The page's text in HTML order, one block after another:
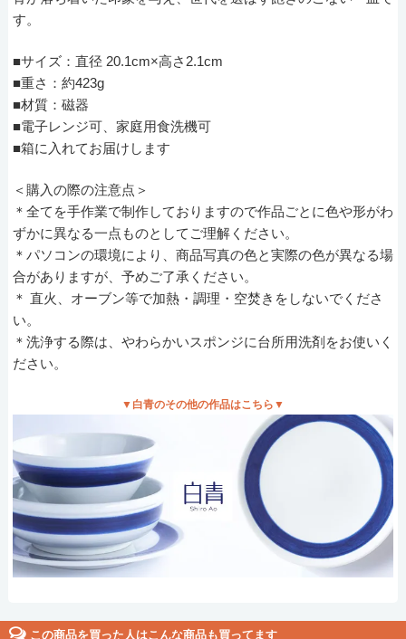
す。
■サイズ：直径 20.1cm×高さ2.1cm
■重さ：約423g
■材質：磁器
■電子レンジ可、家庭用食洗機可
■箱に入れてお届けします
＜購入の際の注意点＞
＊全てを手作業で制作しておりますので作品ごとに色や形がわ
ずかに異なる一点ものとしてご理解ください。
＊パソコンの環境により、商品写真の色と実際の色が異なる場
合がありますが、予めご了承ください。
＊ 直火、オーブン等で加熱・調理・空焚きをしないでくださ
い。
＊洗浄する際は、やわらかいスポンジに台所用洗剤をお使いく
ださい。
▼白青のその他の作品はこちら▼
この商品を買った人はこんな商品も買ってます